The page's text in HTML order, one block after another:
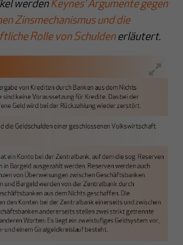
werdenKeynes' Argumente gegen
Zinsmechanismus und die
Rolle von Schuldenerläutert.